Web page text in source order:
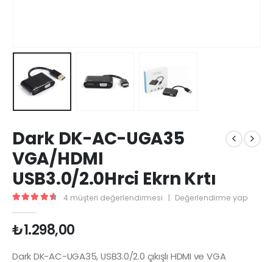
Dark DK-AC-UGA35
VGA/HDMI
USB3.0/2.0Hrci Ekrn Krtı
4 müşteri değerlendirmesi | Değerlendirme yap
₺1.298,00
Dark DK-AC-UGA35, USB3.0/2.0 çıkışlı HDMI ve VGA